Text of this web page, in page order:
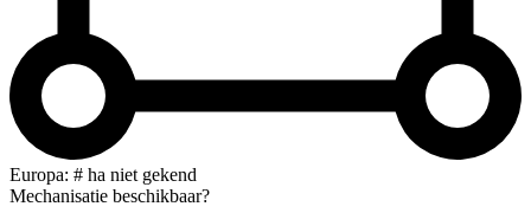
Europa: # ha niet gekend
Mechanisatie beschikbaar?